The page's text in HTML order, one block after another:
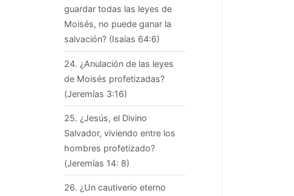
guardar todas las leyes de
Moisés, no puede ganar la
salvación? (Isaías 64:6)
24. ¿Anulación de las leyes
de Moisés profetizadas?
(Jeremías 3:16)
25. ¿Jesús, el Divino
Salvador, viviendo entre los
hombres profetizado?
(Jeremías 14: 8)
26. ¿Un cautiverio eterno